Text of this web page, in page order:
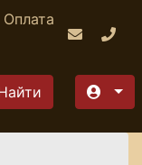
Оплата